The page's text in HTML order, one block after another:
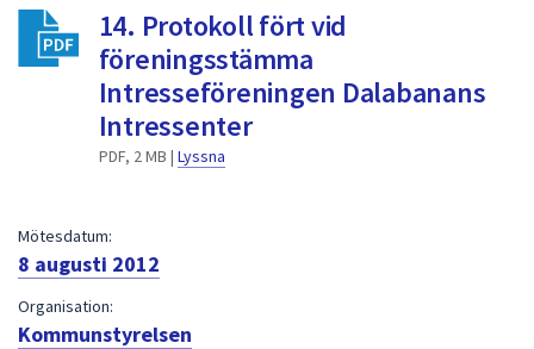
välja
något
14. Protokoll fört vid
föreningsstämma
Intresseföreningen Dalabanans
Intressenter
PDF, 2 MB | Lyssna
Mötesdatum:
8 augusti 2012
Organisation:
Kommunstyrelsen